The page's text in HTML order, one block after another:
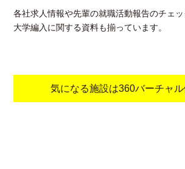
各社求人情報や先輩の就職活動報告のチェッ
大学編入に関する資料も揃っています。
気になる施設は360バーチャル